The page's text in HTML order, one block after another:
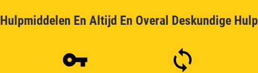
Hulpmiddelen En Altijd En Overal Deskundige Hulp